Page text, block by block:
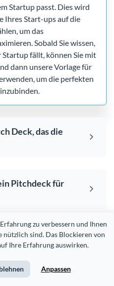
zu verbessern und Ihnen
nützlich sind. Das Blockieren von
Ihre Erfahrung auswirken.
Anpassen
Startup passt. Dies wird
Ihres Start-ups auf die
um das
Sobald Sie wissen,
fällt, können Sie mit
dann unsere Vorlage für
um die perfekten
Deck, das die
Pitchdeck für
ein